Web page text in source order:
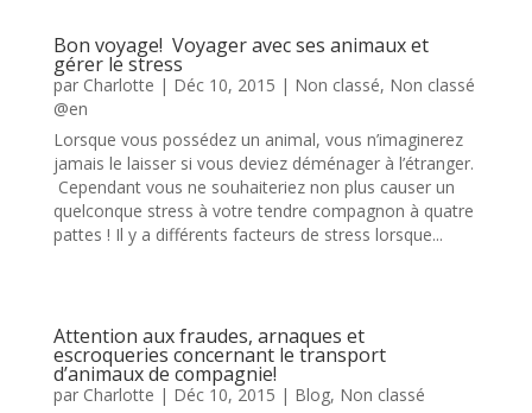
Bon voyage! Voyager avec ses animaux et
gérer le stress
par Charlotte | Déc 10, 2015 | Non classé, Non classé
@en
Lorsque vous possédez un animal, vous n’imaginerez
jamais le laisser si vous deviez déménager à l’étranger.
Cependant vous ne souhaiteriez non plus causer un
quelconque stress à votre tendre compagnon à quatre
pattes ! Il y a différents facteurs de stress lorsque...
Attention aux fraudes, arnaques et
escroqueries concernant le transport
d’animaux de compagnie!
par Charlotte | Déc 10, 2015 | Blog, Non classé